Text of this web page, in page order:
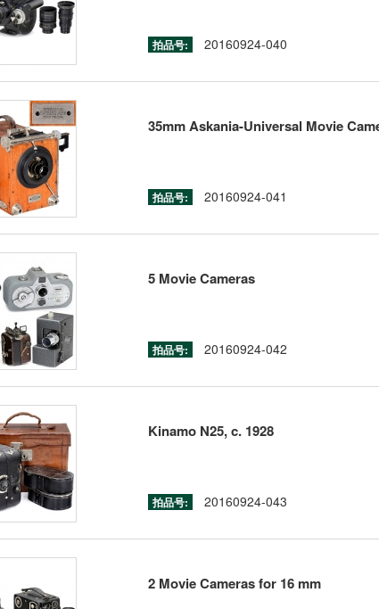
拍品号: 20160924-040
35mm Askania-Universal Movie
拍品号: 20160924-041
5 Movie Cameras
拍品号: 20160924-042
Kinamo N25, c. 1928
拍品号: 20160924-043
2 Movie Cameras for 16 mm